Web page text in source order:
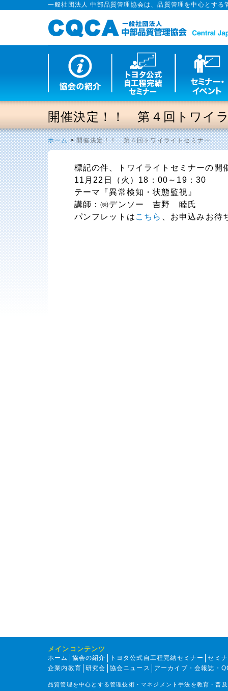
一般社団法人 中部品質管理協会は、品質管理を中心とす
開催決定！！ 第４回トワイ
ホーム>開催決定！！ 第４回トワイライトセミナー
標記の件、トワイライトセミナーの開
11月22日（火）18：00～19：30
テーマ『異常検知・状態監視』
講師：㈱デンソー 吉野 睦氏
パンフレットは こちら 、お申込みお
メインコンテンツ
ホーム 協会の紹介 トヨタ公式自工程完結セミナー
セミ
企業内教育
研究会 協会ニュース アーカイブ・会報誌・
品質管理を中心とする管理技術・マネジメント手法を教育・普